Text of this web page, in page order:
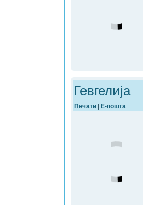
Гевгелија
Печати Е-пошта